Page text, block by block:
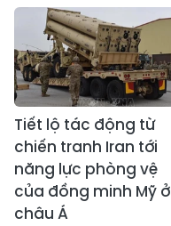
Tiết lộ tác động từ
chiến tranh Iran tới
năng lực phòng vệ
của đồng minh Mỹ ở
châu Á